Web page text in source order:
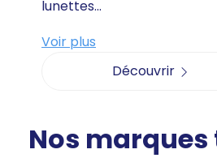
lunettes...
Voir plus
Découvrir
Nos